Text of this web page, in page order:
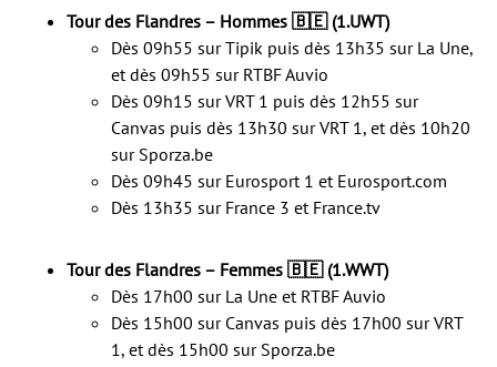
Tour des Flandres – Hommes 🇧🇪 (1.UWT)
Dès 09h55 sur Tipik puis dès 13h35 sur La Une,
et dès 09h55 sur RTBF Auvio
Dès 09h15 sur VRT 1 puis dès 12h55 sur
Canvas puis dès 13h30 sur VRT 1, et dès 10h20
sur Sporza.be
Dès 09h45 sur Eurosport 1 et Eurosport.com
Dès 13h35 sur France 3 et France.tv
Tour des Flandres – Femmes 🇧🇪 (1.WWT)
Dès 17h00 sur La Une et RTBF Auvio
Dès 15h00 sur Canvas puis dès 17h00 sur VRT
1, et dès 15h00 sur Sporza.be